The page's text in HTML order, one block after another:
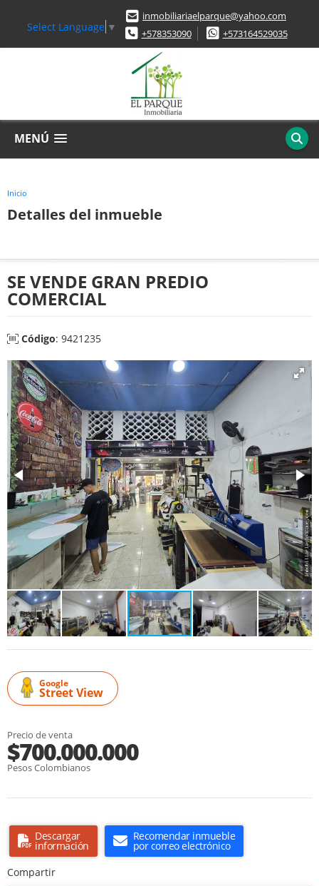
Select Language ▼
inmobiliariaelparque@yahoo.com
+578353090
+573164529035
MENÚ
Inicio
Detalles del inmueble
SE VENDE GRAN PREDIO
COMERCIAL
Código: 9421235
Google
Street View
Precio de venta
$700.000.000
Pesos Colombianos
Descargar
información
Recomendar inmueble
por correo electrónico
Compartir